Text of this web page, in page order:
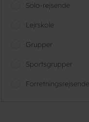
Solo-rejsende
Lejrskole
Grupper
Sportsgrupper